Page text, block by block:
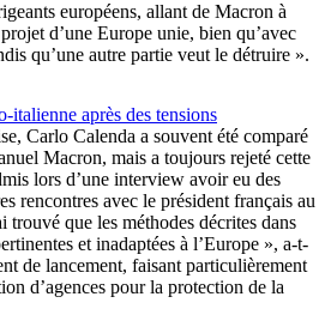
européens, allant de Macron à
d’une Europe unie, bien qu’avec
qu’une autre partie veut le détruire ».
italienne après des tensions
Carlo Calenda a souvent été comparé
Macron, mais a toujours rejeté cette
lors d’une interview avoir eu des
rencontres avec le président français au
trouvé que les méthodes décrites dans
et inadaptées à l’Europe », a-t-
de lancement, faisant particulièrement
d’agences pour la protection de la